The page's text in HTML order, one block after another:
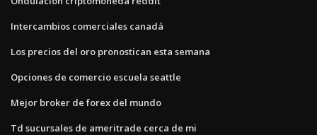
Intercambios comerciales canadá
Los precios del oro pronostican esta semana
Opciones de comercio escuela seattle
Mejor broker de forex del mundo
Td sucursales de ameritrade cerca de mi